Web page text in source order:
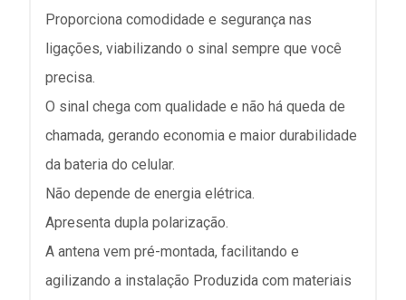
Proporciona comodidade e segurança nas
ligações, viabilizando o sinal sempre que você
precisa.
O sinal chega com qualidade e não há queda de
chamada, gerando economia e maior durabilidade
da bateria do celular.
Não depende de energia elétrica.
Apresenta dupla polarização.
A antena vem pré-montada, facilitando e
agilizando a instalação Produzida com materiais